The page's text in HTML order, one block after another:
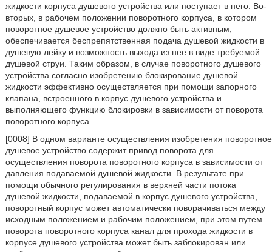
жидкости корпуса душевого устройства или поступает в него. Во-
вторых, в рабочем положении поворотного корпуса, в котором
поворотное душевое устройство должно быть активным,
обеспечивается беспрепятственная подача душевой жидкости в
душевую лейку и возможность выхода из нее в виде требуемой
душевой струи. Таким образом, в случае поворотного душевого
устройства согласно изобретению блокирование душевой
жидкости эффективно осуществляется при помощи запорного
клапана, встроенного в корпус душевого устройства и
выполняющего функцию блокировки в зависимости от поворота
поворотного корпуса.
[0008] В одном варианте осуществления изобретения поворотное
душевое устройство содержит привод поворота для
осуществления поворота поворотного корпуса в зависимости от
давления подаваемой душевой жидкости. В результате при
помощи обычного регулирования в верхней части потока
душевой жидкости, подаваемой в корпус душевого устройства,
поворотный корпус может автоматически поворачиваться между
исходным положением и рабочим положением, при этом путем
поворота поворотного корпуса канал для прохода жидкости в
корпусе душевого устройства может быть заблокирован или